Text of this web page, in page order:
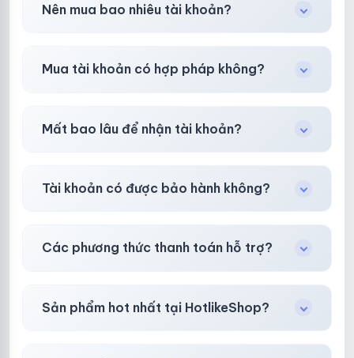
trợ đổi mới hoặc hoàn 100%.
Nên mua bao nhiêu tài khoản?
phòng.
Mua tài khoản có hợp pháp không?
ràng trước khi bạn mua.
Mất bao lâu để nhận tài khoản?
toán thành công.
Tài khoản có được bảo hành không?
sách công khai.
Các phương thức thanh toán hỗ trợ?
các ví điện tử phổ biến.
Sản phẩm hot nhất tại HotlikeShop?